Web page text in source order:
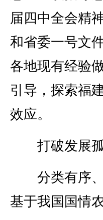
届四中全会精
和省委一号文
各地现有经验
引导，探索福
效应。
打破发展
分类有序、
基于我国国情